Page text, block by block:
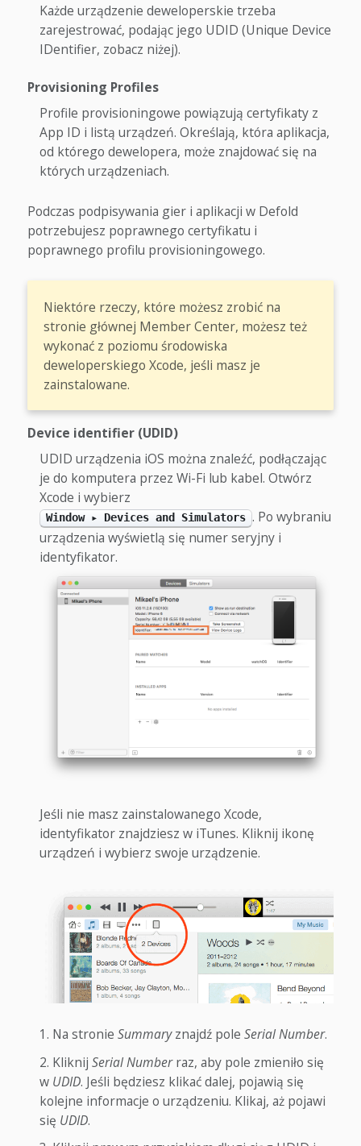
Każde urządzenie deweloperskie trzeba
zarejestrować, podając jego UDID (Unique Device
IDentifier, zobacz niżej).
Provisioning Profiles
Profile provisioningowe powiązują certyfikaty z
App ID i listą urządzeń. Określają, która aplikacja,
od którego dewelopera, może znajdować się na
których urządzeniach.
Podczas podpisywania gier i aplikacji w Defold
potrzebujesz poprawnego certyfikatu i
poprawnego profilu provisioningowego.
Niektóre rzeczy, które możesz zrobić na
stronie głównej Member Center, możesz też
wykonać z poziomu środowiska
deweloperskiego Xcode, jeśli masz je
zainstalowane.
Device identifier (UDID)
UDID urządzenia iOS można znaleźć, podłączając
je do komputera przez Wi-Fi lub kabel. Otwórz
Xcode i wybierz
Window ▸ Devices and Simulators . Po wybraniu
urządzenia wyświetlą się numer seryjny i
identyfikator.
Jeśli nie masz zainstalowanego Xcode,
identyfikator znajdziesz w iTunes. Kliknij ikonę
urządzeń i wybierz swoje urządzenie.
Na stronieSummaryznajdź poleSerial Number.
KliknijSerial Numberraz, aby pole zmieniło się
w UDID. Jeśli będziesz klikać dalej, pojawią się
kolejne informacje o urządzeniu. Klikaj, aż pojawi
się UDID.